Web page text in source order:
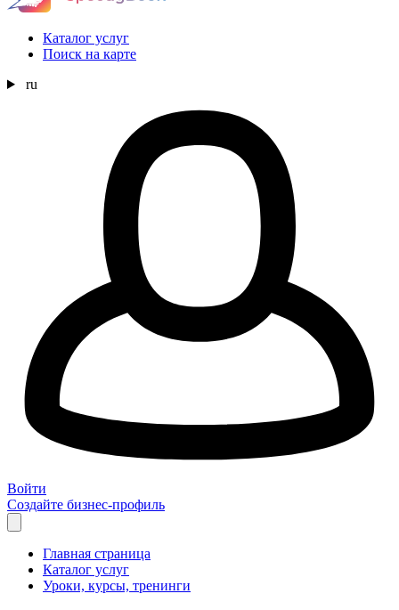
Каталог услуг
Поиск на карте
ru
Войти
Создайте бизнес-профиль
Главная страница
Каталог услуг
Уроки, курсы, тренинги